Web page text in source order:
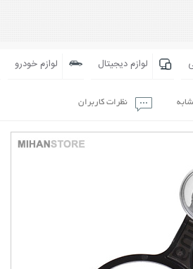
لوازم دیجیتال لوازم خودرو
نظرات کاربران